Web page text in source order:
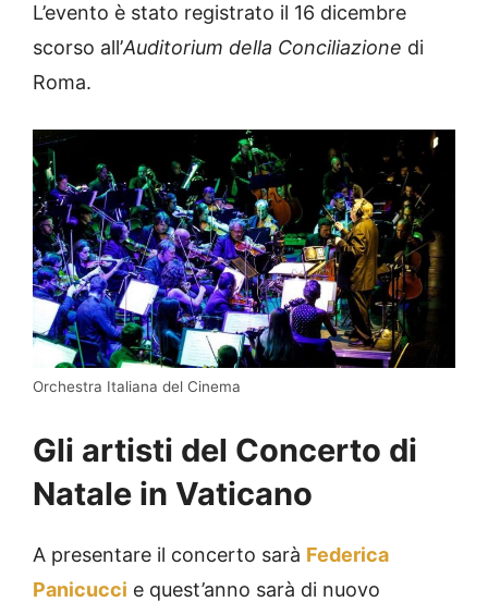
L’evento è stato registrato il 16 dicembre
scorso all’Auditorium della Conciliazione di
Roma.
Orchestra Italiana del Cinema
Gli artisti del Concerto di
Natale in Vaticano
A presentare il concerto sarà Federica
Panicucci e quest’anno sarà di nuovo